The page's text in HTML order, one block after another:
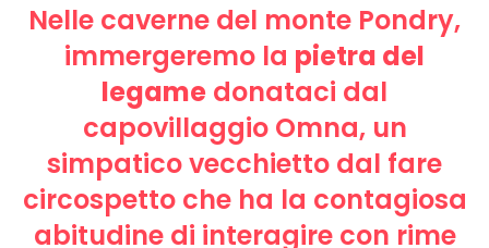
Nelle caverne del monte Pondry,
immergeremo la pietra del
legame donataci dal
capovillaggio Omna, un
simpatico vecchietto dal fare
circospetto che ha la contagiosa
abitudine di interagire con rime